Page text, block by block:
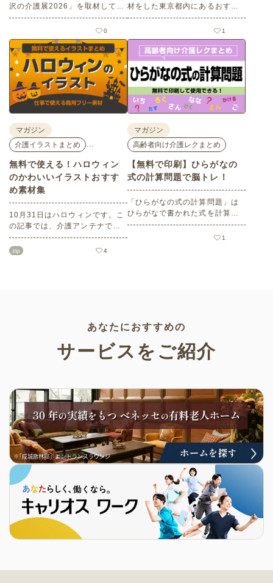
沢の介護展2026」を取材してき
ました。医師による人気講演か
ら、気軽に参加できるミニ講
座、体験型の企業ブースまで、
介護・医療・健康の“学び・体
験・相談”が一度にできる、見ど
ころ満載のイベントの様子をレ
ポートします。
0
材をした東京都内にあるおすす
めの梅の名所を５選紹介しま
す。見どころはもちろんのこと
バリアフリーの設備面について
も紹介しているので、介護施設
などでの外出アクティビティの
事前チェックの際にぜひ参考に
してください。
1
マガジン
介護イラストまとめ
無料で使える！ハロウィン
のかわいいイラストおすす
め素材集
10月31日はハロウィンです。こ
の記事では、介護アンテナで扱
う高齢者向けイラスト素材か
ら、ハロウィンにちなんだおば
zip 4
マガジン
高齢者向け介護レクまとめ
【無料で印刷】ひらがなの
式の計算問題で脳トレ！
「ひらがなの式の計算問題」は
ひらがなで書かれた式を計算す
る問題です。想像力やワーキン
グメモリのトレーニングとして
1
あなたにおすすめの
サービスをご紹介